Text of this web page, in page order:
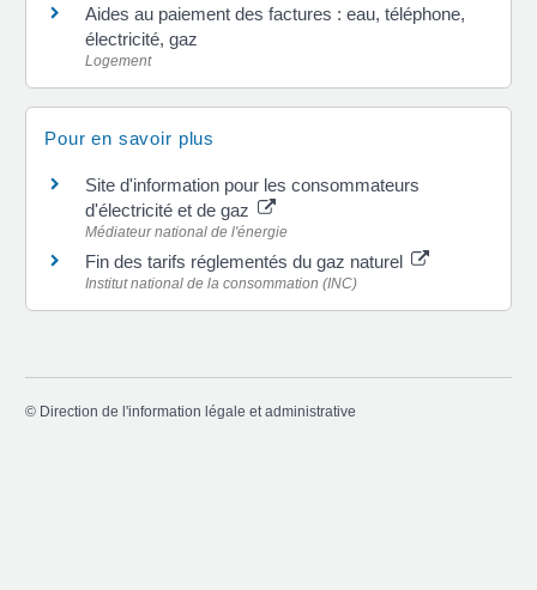
Aides au paiement des factures : eau, téléphone,
électricité, gaz
Logement
Pour en savoir plus
Site d'information pour les consommateurs
d'électricité et de gaz
Médiateur national de l'énergie
Fin des tarifs réglementés du gaz naturel
Institut national de la consommation (INC)
© Direction de l'information légale et administrative